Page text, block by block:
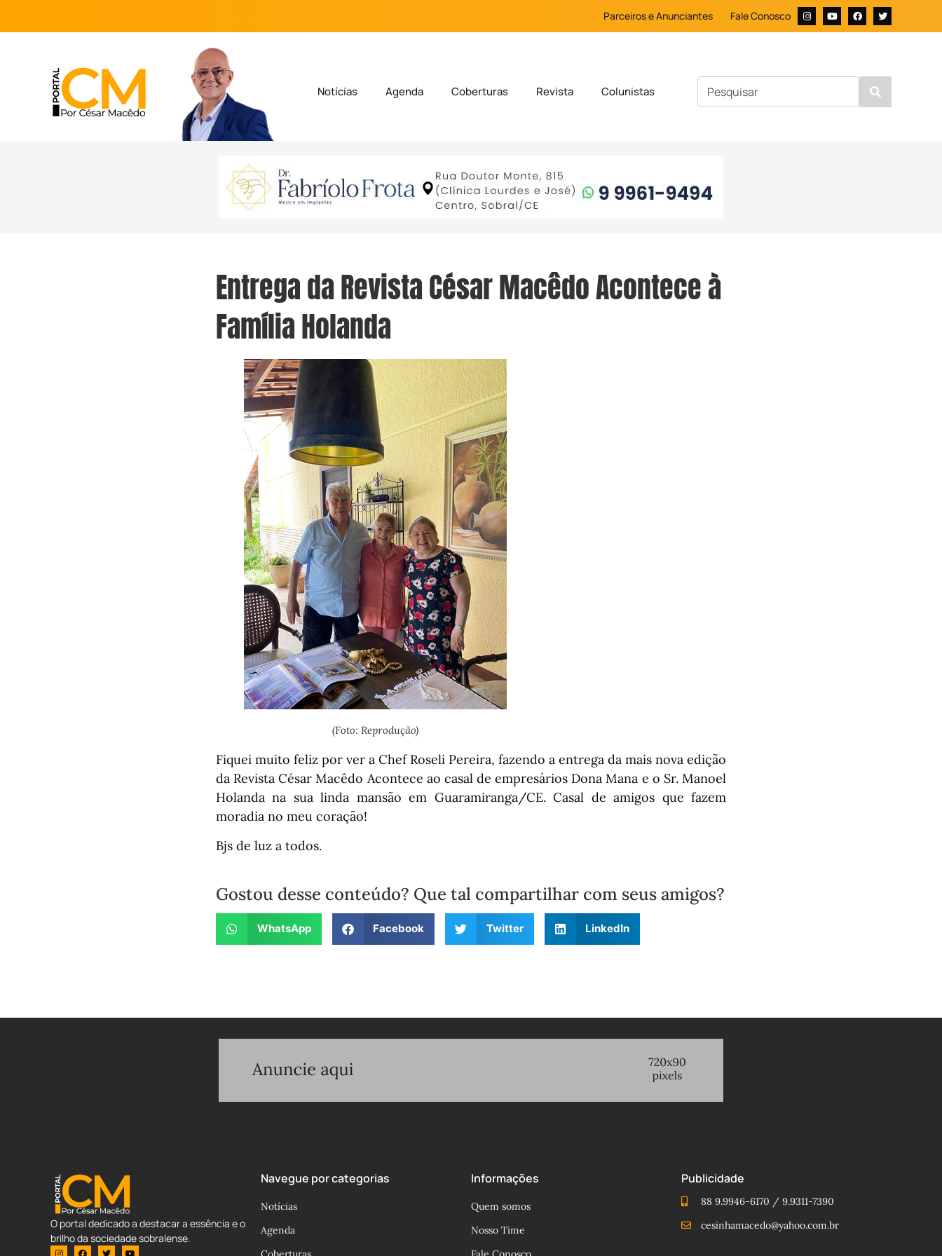
Parceiros e Anunciantes Fale Conosco
Notícias Agenda Coberturas Revista Colunistas
Entrega da Revista César Macêdo Acontece à
Família Holanda
(Foto: Reprodução)
Fiquei muito feliz por ver a Chef Roseli Pereira, fazendo a entrega da mais nova edição
da Revista César Macêdo Acontece ao casal de empresários Dona Mana e o Sr. Manoel
Holanda na sua linda mansão em Guaramiranga/CE. Casal de amigos que fazem
moradia no meu coração!
Bjs de luz a todos.
Gostou desse conteúdo? Que tal compartilhar com seus amigos?
WhatsApp Facebook Twitter LinkedIn
O portal dedicado a destacar a essência e o
brilho da sociedade sobralense.
Navegue por categorias
Notícias
Agenda
Informações
Quem somos
Nosso Time
Publicidade
88 9.9946-6170 / 9.9311-7390
cesinhamacedo@yahoo.com.br